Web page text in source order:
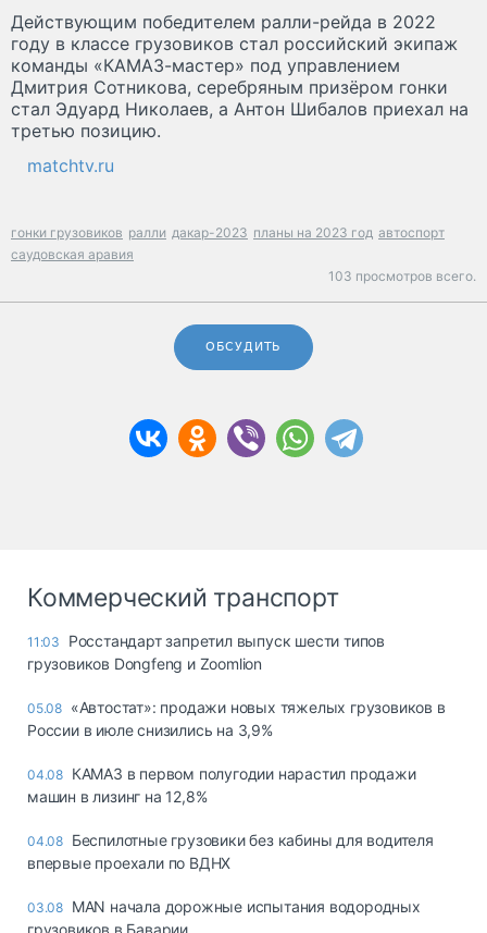
Действующим победителем ралли-рейда в 2022
году в классе грузовиков стал российский экипаж
команды «КАМАЗ-мастер» под управлением
Дмитрия Сотникова, серебряным призёром гонки
стал Эдуард Николаев, а Антон Шибалов приехал на
третью позицию.
matchtv.ru
гонки грузовиков ралли дакар-2023 планы на 2023 год автоспорт
саудовская аравия
103 просмотров всего.
ОБСУДИТЬ
Коммерческий транспорт
11:03
Росстандарт запретил выпуск шести типов
грузовиков Dongfeng и Zoomlion
05.08 «Автостат»: продажи новых тяжелых грузовиков в
России в июле снизились на 3,9%
04.08 КАМАЗ в первом полугодии нарастил продажи
машин в лизинг на 12,8%
04.08 Беспилотные грузовики без кабины для водителя
впервые проехали по ВДНХ
03.08 MAN начала дорожные испытания водородных
грузовиков в Баварии